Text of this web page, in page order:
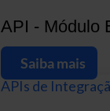
API - Módulo
Saiba mais
APIs de